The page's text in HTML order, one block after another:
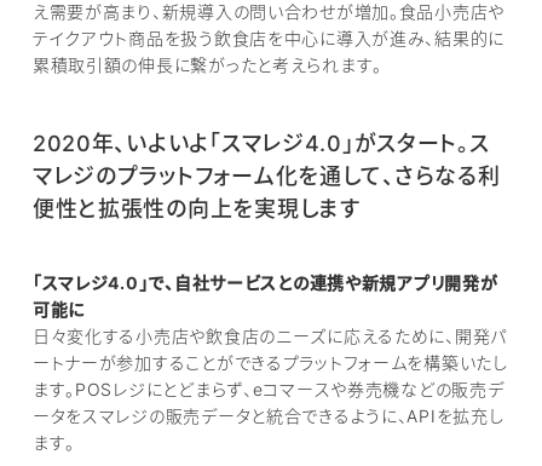
え需要が高まり、新規導入の問い合わせが増加。食品小売店や
テイクアウト商品を扱う飲食店を中心に導入が進み、結果的に
累積取引額の伸長に繋がったと考えられます。
2020年、いよいよ「スマレジ4.0」がスタート。ス
マレジのプラットフォーム化を通して、さらなる利
便性と拡張性の向上を実現します
「スマレジ4.0」で、自社サービスとの連携や新規アプリ開発が
可能に
日々変化する小売店や飲食店のニーズに応えるために、開発パ
ートナーが参加することができるプラットフォームを構築いたし
ます。POSレジにとどまらず、eコマースや券売機などの販売デ
ータをスマレジの販売データと統合できるように、APIを拡充し
ます。